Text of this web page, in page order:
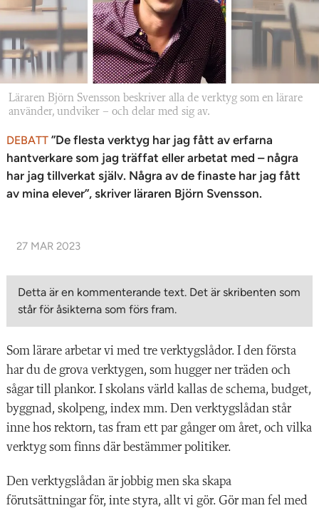
Läraren Björn Svensson beskriver alla de verktyg som en lärare
använder, undviker – och delar med sig av.
DEBATT ”De flesta verktyg har jag fått av erfarna
hantverkare som jag träffat eller arbetat med – några
har jag tillverkat själv. Några av de finaste har jag fått
av mina elever”, skriver läraren Björn Svensson.
27 MAR 2023
Detta är en kommenterande text. Det är skribenten som
står för åsikterna som förs fram.
Som lärare arbetar vi med tre verktygslådor. I den första
har du de grova verktygen, som hugger ner träden och
sågar till plankor. I skolans värld kallas de schema, budget,
byggnad, skolpeng, index mm. Den verktygslådan står
inne hos rektorn, tas fram ett par gånger om året, och vilka
verktyg som finns där bestämmer politiker.
Den verktygslådan är jobbig men ska skapa
förutsättningar för, inte styra, allt vi gör. Gör man fel med